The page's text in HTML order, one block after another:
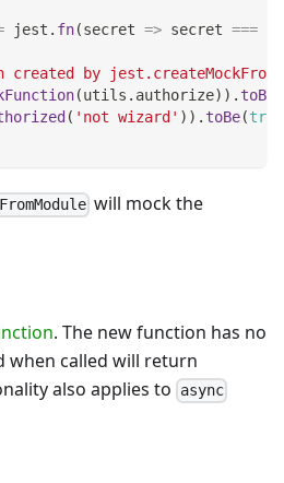
jest . fn(secret => secret ===
created by
(utils . authorize) ) . toBe
( 'not wizard' ) ) . toBe(true
will mock the
. The new function has no
when called will return
also applies to async